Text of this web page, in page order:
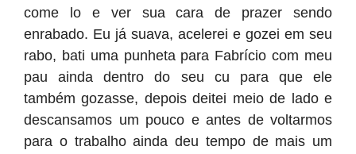
come lo e ver sua cara de prazer sendo
enrabado. Eu já suava, acelerei e gozei em seu
rabo, bati uma punheta para Fabrício com meu
pau ainda dentro do seu cu para que ele
também gozasse, depois deitei meio de lado e
descansamos um pouco e antes de voltarmos
para o trabalho ainda deu tempo de mais um